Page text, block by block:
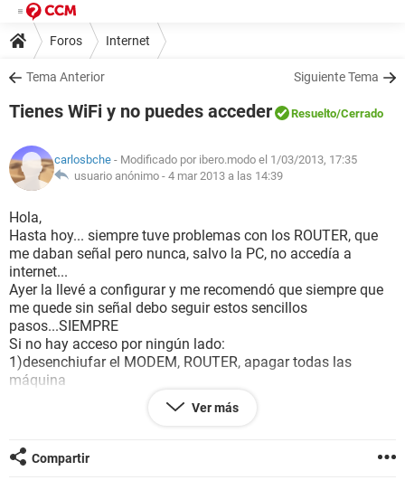
Foros Internet
Tema Anterior Siguiente Tema
Tienes WiFi y no puedes acceder Resuelto/Cerrado
carlosbche - Modificado por ibero.modo el 1/03/2013, 17:35
usuario anónimo - 4 mar 2013 a las 14:39
Hola,
Hasta hoy... siempre tuve problemas con los ROUTER, que
me daban señal pero nunca, salvo la PC, no accedía a
internet...
Ayer la llevé a configurar y me recomendó que siempre que
me quede sin señal debo seguir estos sencillos
pasos...SIEMPRE
Si no hay acceso por ningún lado:
1)desenchiufar el MODEM, ROUTER, apagar todas las
máquina
2) enchufar el modem, esperar que se ponga todo encendido
ver si tenemos acceso...
si tenemos más elementos a conectar con cada uno tenes
Ver más
Compartir